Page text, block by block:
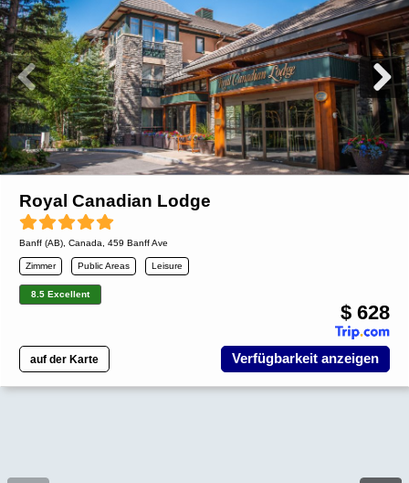
Royal Canadian Lodge
Banff (AB), Canada, 459 Banff Ave
Zimmer Public Areas Leisure
8.5 Excellent
$ 628
auf der Karte Verfügbarkeit anzeigen